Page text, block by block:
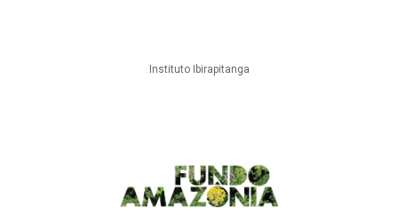
Instituto Ibirapitanga